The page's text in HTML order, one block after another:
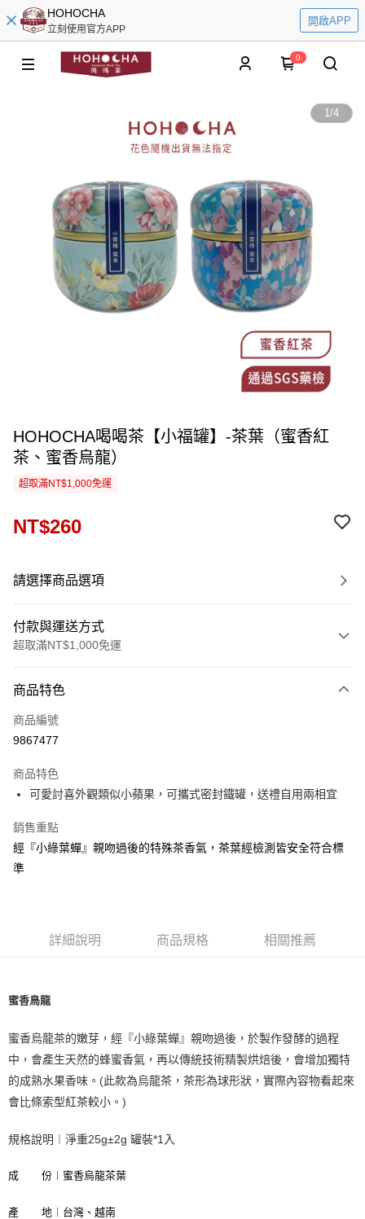
HOHOCHA
立刻使用官方APP
開啟APP
0
1/4
HOHOCHA喝喝茶【小福罐】-茶葉（蜜香紅
茶、蜜香烏龍）
超取滿NT$1,000免運
NT$260
請選擇商品選項
付款與運送方式
超取滿NT$1,000免運
信用卡一次付款
超商取貨付款
Apple Pay
Google Pay
ATM付款
每筆NT$70，滿NT$1,000(含以上)免運費
每筆NT$70，滿NT$1,000(含以上)免運費
付款後7-11取貨
每筆NT$70，滿NT$1,000(含以上)免運費
每筆NT$120，滿NT$1,500(含以上)免運費
商品特色
商品編號
9867477
商品特色
可愛討喜外觀類似小蘋果，可攜式密封鐵罐，送禮自用兩相宜
銷售重點
經『小綠葉蟬』親吻過後的特殊茶香氣，茶葉經檢測皆安全符合標
準
詳細說明 商品規格 相關推薦
蜜香鳥龍
蜜香烏龍茶的嫩芽，經『小綠葉蟬』親吻過後，於製作發酵的過程
中，會產生天然的蜂蜜香氣，再以傳統技術精製烘焙後，會增加獨特
的成熟水果香味。(此款為烏龍茶，茶形為球形狀，實際內容物看起來
會比條索型紅茶較小。)
成       份︱蜜香烏龍茶葉
產 地︱台灣、越南